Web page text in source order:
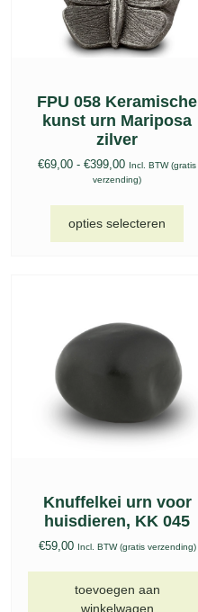
FPU 058 Keramische
kunst urn Mariposa
zilver
€69,00 - €399,00 Incl. BTW (gratis
verzending)
opties selecteren
Knuffelkei urn voor
huisdieren, KK 045
€59,00 Incl. BTW (gratis verzending)
toevoegen aan
winkelwagen